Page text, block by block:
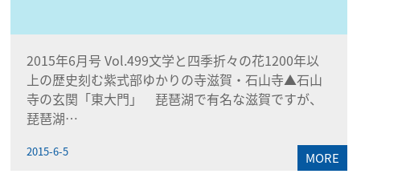
2015年6月号 Vol.499文学と四季折々の花1200年以
上の歴史刻む紫式部ゆかりの寺滋賀・石山寺▲石山
寺の玄関「東大門」 琵琶湖で有名な滋賀ですが、
琵琶湖…
2015-6-5 MORE